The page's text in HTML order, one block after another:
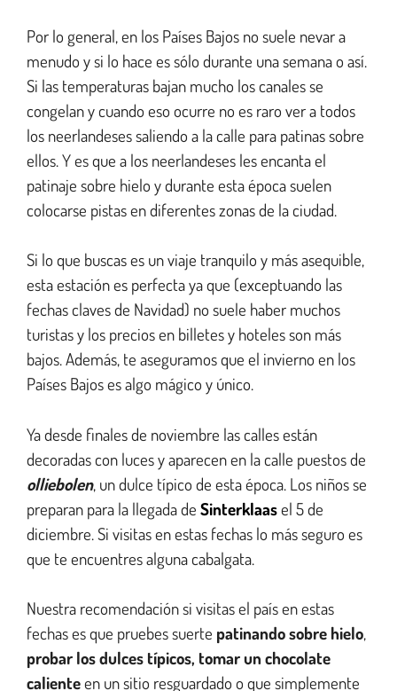
Por lo general, en los Países Bajos no suele nevar a
menudo y si lo hace es sólo durante una semana o así.
Si las temperaturas bajan mucho los canales se
congelan y cuando eso ocurre no es raro ver a todos
los neerlandeses saliendo a la calle para patinas sobre
ellos. Y es que a los neerlandeses les encanta el
patinaje sobre hielo y durante esta época suelen
colocarse pistas en diferentes zonas de la ciudad.
Si lo que buscas es un viaje tranquilo y más asequible,
esta estación es perfecta ya que (exceptuando las
fechas claves de Navidad) no suele haber muchos
turistas y los precios en billetes y hoteles son más
bajos. Además, te aseguramos que el invierno en los
Países Bajos es algo mágico y único.
Ya desde finales de noviembre las calles están
decoradas con luces y aparecen en la calle puestos de
olliebolen, un dulce típico de esta época. Los niños se
preparan para la llegada de Sinterklaasel 5 de
diciembre. Si visitas en estas fechas lo más seguro es
que te encuentres alguna cabalgata.
Nuestra recomendación si visitas el país en estas
fechas es que pruebes suerte patinando sobre hielo,
probar los dulces típicos, tomar un chocolate
calienteen un sitio resguardado o que simplemente